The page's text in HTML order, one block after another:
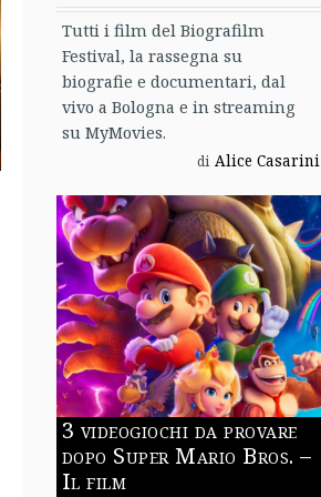
Tutti i film del Biografilm
Festival, la rassegna su
biografie e documentari, dal
vivo a Bologna e in streaming
su MyMovies.
di Alice Casarini
3 videogiochi da provare
dopo Super Mario Bros. –
Il film